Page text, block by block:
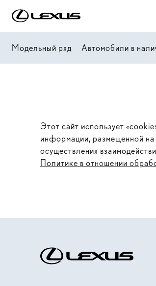
Модельный ряд Автомобили в
Этот сайт использует
информации, размещенной на
осуществления
Политике в отношении